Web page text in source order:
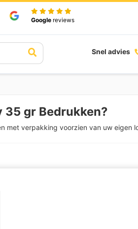
Google reviews
Snel advies
35 gr Bedrukken?
met verpakking voorzien van uw eigen